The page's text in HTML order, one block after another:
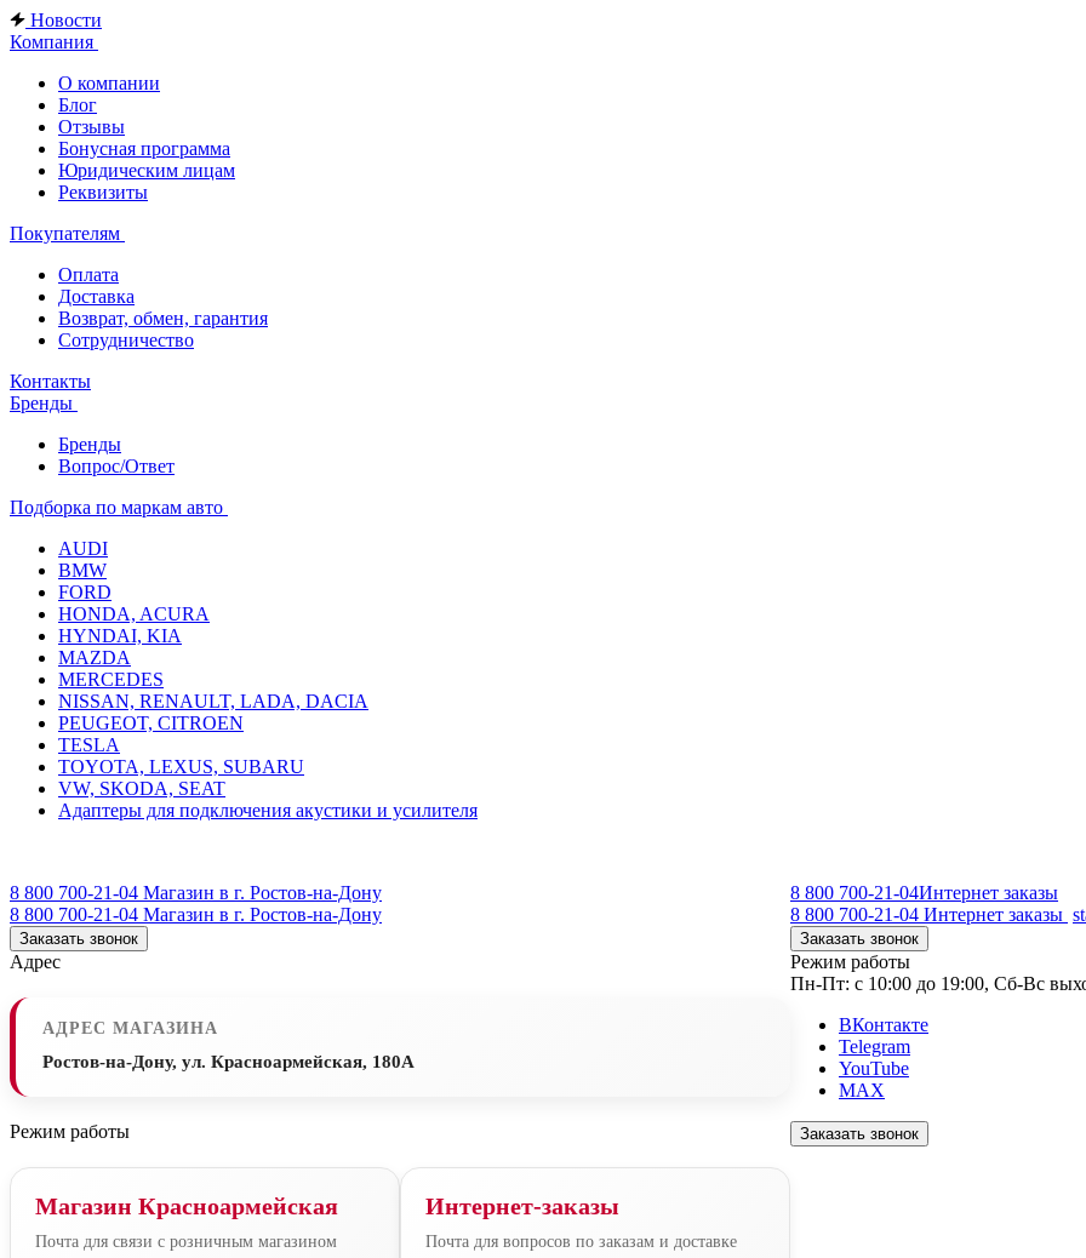
Новости
Компания
О компании
Блог
Отзывы
Бонусная программа
Юридическим лицам
Реквизиты
Покупателям
Оплата
Доставка
Возврат, обмен, гарантия
Сотрудничество
Контакты
Бренды
Бренды
Вопрос/Ответ
Подборка по маркам авто
AUDI
BMW
FORD
HONDA, ACURA
HYNDAI, KIA
MAZDA
MERCEDES
NISSAN, RENAULT, LADA, DACIA
PEUGEOT, CITROEN
TESLA
TOYOTA, LEXUS, SUBARU
VW, SKODA, SEAT
Адаптеры для подключения акустики и усилителя
8 800 700-21-04 Магазин в г. Ростов-на-Дону
8 800 700-21-04 Магазин в г. Ростов-на-Дону
Заказать звонок
Адрес
АДРЕС МАГАЗИНА
Ростов-на-Дону, ул. Красноармейская, 180А
Режим работы
Магазин Красноармейская
Почта для связи с розничным магазином
Интернет-заказы
Почта для вопросов по заказам и доставке
8 800 700-21-04Интернет заказы
8 800 700-21-04 Интернет заказы
Заказать звонок
Режим работы
Пн-Пт: с 10:00 до 19:00, Сб-Вс
ВКонтакте
Telegram
YouTube
MAX
Заказать звонок